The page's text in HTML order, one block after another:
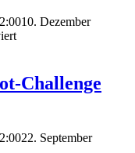
10. Dezember
für
der
Silverskiff
in
Challenge
22. September